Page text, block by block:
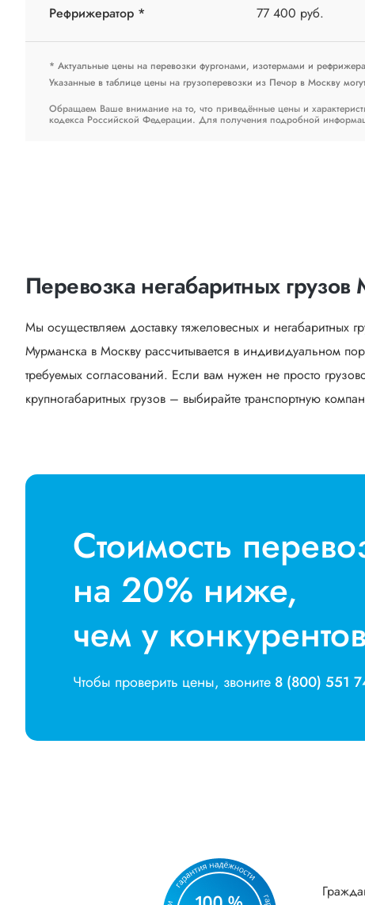
Рефрижератор * 77 400 руб.
* Актуальные цены на перевозки фургонами, изотермами и
Указанные в таблице цены на грузоперевозки из Печор в Москву
Обращаем Ваше внимание на то, что приведённые цены и
кодекса Российской Федерации. Для получения подробной
Перевозка негабаритных
Мы осуществляем доставку тяжеловесных и негабаритных
Мурманска в Москву рассчитывается в индивидуальном
требуемых согласований. Если вам нужен не просто
крупногабаритных грузов – выбирайте транспортную
Стоимость
на 20% ниже,
чем у
Чтобы проверить цены, звоните 8 (800) 551